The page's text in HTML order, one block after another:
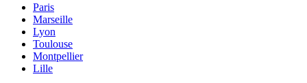
Paris
Marseille
Lyon
Toulouse
Montpellier
Lille